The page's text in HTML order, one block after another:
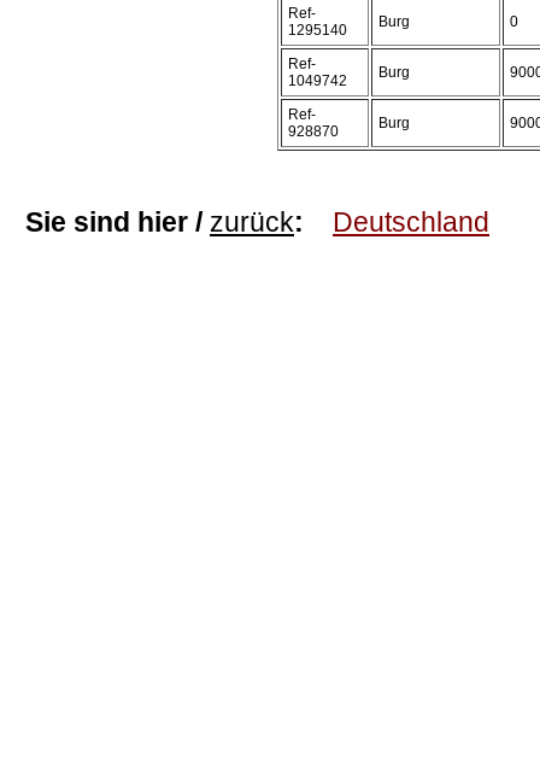
Ref-
1295140
Burg 0
Ref-
1049742
Burg
Ref-
928870
Burg
Sie sind hier / zurück: Deutschland